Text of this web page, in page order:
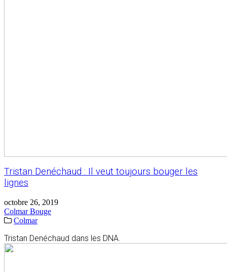
Tristan Denéchaud : Il veut toujours bouger les
lignes
octobre 26, 2019
Colmar Bouge
Colmar
Tristan Denéchaud dans les DNA.